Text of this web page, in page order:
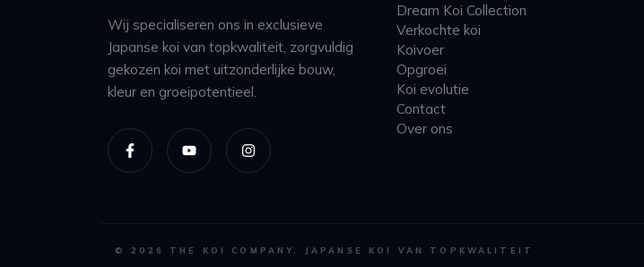
Wij specialiseren ons in exclusieve
Japanse koi van topkwaliteit, zorgvuldig
gekozen koi met uitzonderlijke bouw,
kleur en groeipotentieel.
Dream Koi Collection
Verkochte koi
Koivoer
Opgroei
Koi evolutie
Contact
Over ons
© 2026 THE KOI COMPANY. JAPANSE KOI VAN TOPKWALITEIT